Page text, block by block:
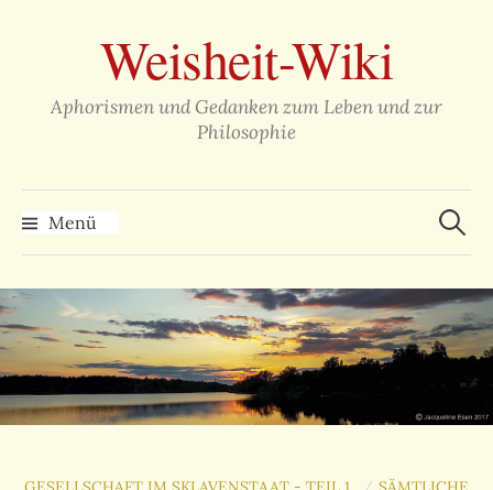
überspringenWeisheit-Wiki
Aphorismen und Gedanken zum Leben und zur
Philosophie
Menü
Suchen
nach:
/